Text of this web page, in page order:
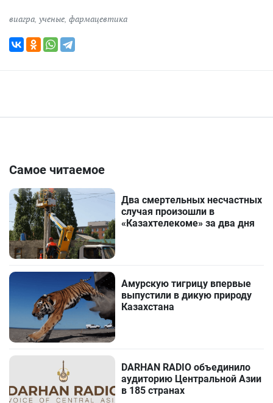
виагра, ученые, фармацевтика
Самое читаемое
Два смертельных несчастных
случая произошли в
«Казахтелекоме» за два дня
Амурскую тигрицу впервые
выпустили в дикую природу
Казахстана
DARHAN RADIO объединило
аудиторию Центральной Азии
в 185 странах